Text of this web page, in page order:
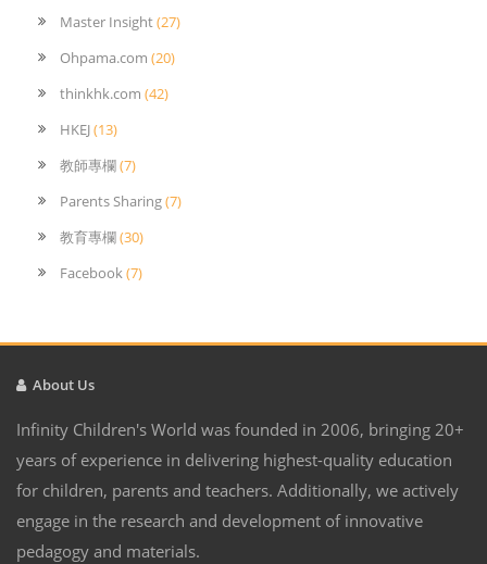
Master Insight(27)
Ohpama.com (20)
thinkhk.com (42)
HKEJ(13)
教師專欄(7)
Parents Sharing(7)
教育專欄(30)
Facebook(7)
About Us
Infinity Children's World was founded in 2006, bringing 20+
years of experience in delivering highest-quality education
for children, parents and teachers. Additionally, we actively
engage in the research and development of innovative
pedagogy and materials.